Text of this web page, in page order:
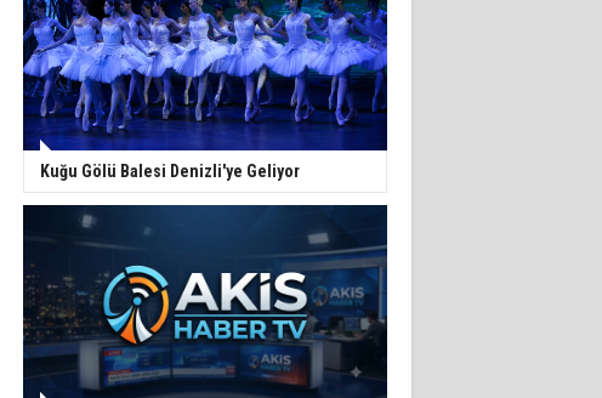
Kuğu Gölü Balesi Denizli'ye Geliyor